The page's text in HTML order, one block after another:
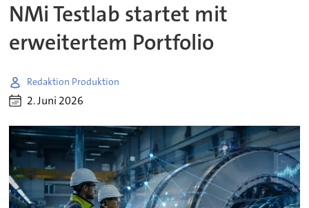
NMi Testlab startet mit
erweitertem Portfolio
Redaktion Produktion
2. Juni 2026